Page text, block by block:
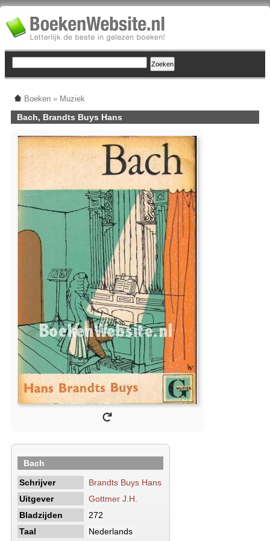
Boeken » Muziek
Bach, Brandts Buys Hans
Bach
Schrijver
Brandts Buys Hans
Uitgever
Gottmer J.H.
Bladzijden
272
Taal
Nederlands